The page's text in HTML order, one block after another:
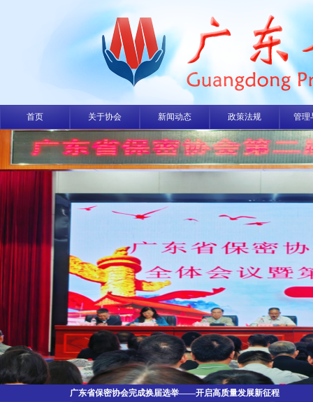
首页 关于协会 新闻动态 政策法规 管理
广东省保密协会完成换届选举——开启高质量发展新征程